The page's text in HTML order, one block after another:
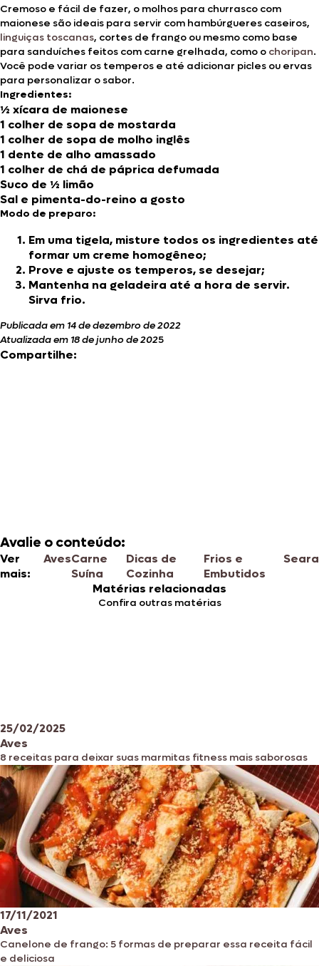
Cremoso e fácil de fazer, o molhos para churrasco com
maionese são ideais para servir com hambúrgueres caseiros,
linguiças toscanas, cortes de frango ou mesmo como base
para sanduíches feitos com carne grelhada, como o choripan.
Você pode variar os temperos e até adicionar picles ou ervas
para personalizar o sabor.
Ingredientes:
½ xícara de maionese
1 colher de sopa de mostarda
1 colher de sopa de molho inglês
1 dente de alho amassado
1 colher de chá de páprica defumada
Suco de ½ limão
Sal e pimenta-do-reino a gosto
Modo de preparo:
Em uma tigela, misture todos os ingredientes até
formar um creme homogêneo;
Prove e ajuste os temperos, se desejar;
Mantenha na geladeira até a hora de servir.
Sirva frio.
Publicada em 14 de dezembro de 2022
Atualizada em 18 de junho de 2025
Compartilhe:
Avalie o conteúdo:
Ver
mais:
AvesCarne
Suína
Dicas de
Cozinha
Frios e
Embutidos
Seara
Matérias relacionadas
Confira outras matérias
25/02/2025
Aves
8 receitas para deixar suas marmitas fitness mais saborosas
17/11/2021
Aves
Canelone de frango: 5 formas de preparar essa receita fácil
e deliciosa